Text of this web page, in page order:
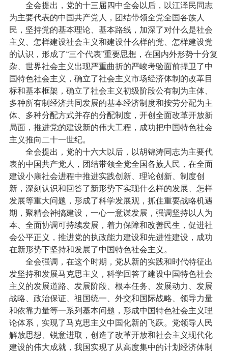
全会提出，党的十三届四中全会以后，以江泽民同志
为主要代表的中国共产党人，团结带领全党全国各族人
民，坚持党的基本理论、基本路线，加深了对什么是社会
主义、怎样建设社会主义和建设什么样的党、怎样建设党
的认识，形成了“三个代表”重要思想，在国内外形势十分复
杂、世界社会主义出现严重曲折的严峻考验面前捍卫了中
国特色社会主义，确立了社会主义市场经济体制的改革目
标和基本框架，确立了社会主义初级阶段公有制为主体、
多种所有制经济共同发展的基本经济制度和按劳分配为主
体、多种分配方式并存的分配制度，开创全面改革开放新
局面，推进党的建设新的伟大工程，成功把中国特色社会
主义推向二十一世纪。
全会提出，党的十六大以后，以胡锦涛同志为主要代
表的中国共产党人，团结带领全党全国各族人民，在全面
建设小康社会进程中推进实践创新、理论创新、制度创
新，深刻认识和回答了新形势下实现什么样的发展、怎样
发展等重大问题，形成了科学发展观，抓住重要战略机遇
期，聚精会神搞建设，一心一意谋发展，强调坚持以人为
本、全面协调可持续发展，着力保障和改善民生，促进社
会公平正义，推进党的执政能力建设和先进性建设，成功
在新形势下坚持和发展了中国特色社会主义。
全会强调，在这个时期，党从新的实践和时代特征出
发坚持和发展马克思主义，科学回答了建设中国特色社会
主义的发展道路、发展阶段、根本任务、发展动力、发展
战略、政治保证、祖国统一、外交和国际战略、领导力量
和依靠力量等一系列基本问题，形成中国特色社会主义理
论体系，实现了马克思主义中国化新的飞跃。党领导人民
解放思想、锐意进取，创造了改革开放和社会主义现代化
建设的伟大成就，我国实现了从高度集中的计划经济体制